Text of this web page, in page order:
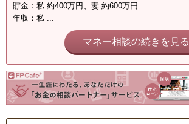
貯金：私 約400万円、妻 約600万円
年収：私 ...
マネー相談の続きを見る